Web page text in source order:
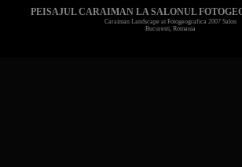
PEISAJUL CARAIMAN LA SALONUL
Caraiman Landscape at Fotogeografica 2007 Salon
Bucuresti, Romania